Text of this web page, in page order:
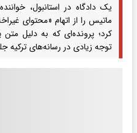
یک دادگاه در استانبول،
ماتیس را از اتهام «محتوای
کرد؛ پرونده‌ای که به دلیل
توجه زیادی در رسانه‌های ترکیه